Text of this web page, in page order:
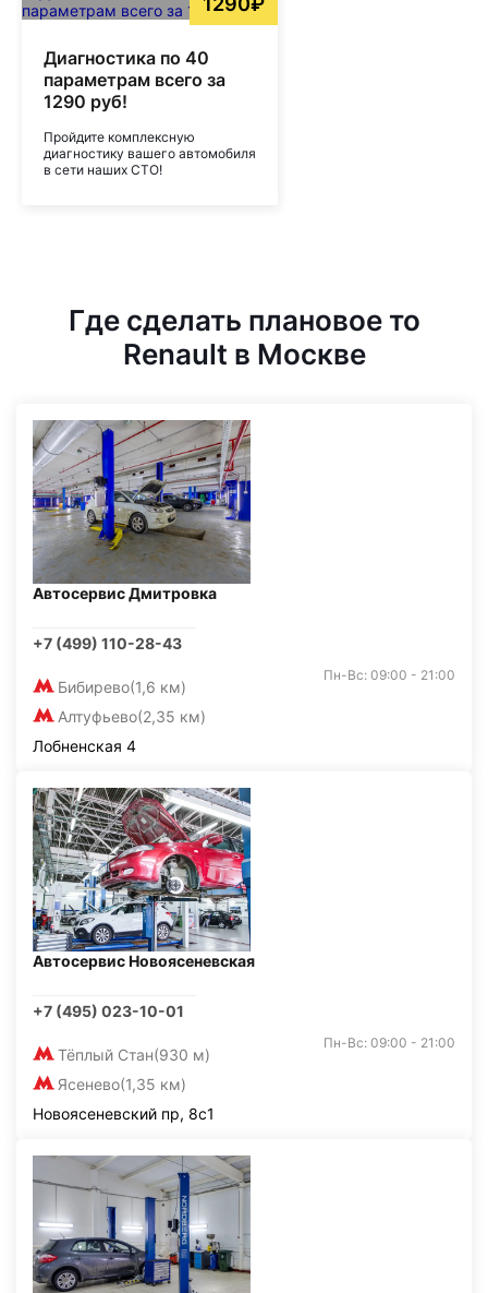
Диагностика по 40
параметрам всего за
1290 руб!
Пройдите комплексную
диагностику вашего автомобиля
в сети наших СТО!
Где сделать плановое то
Renault в Москве
Автосервис Дмитровка
+7 (499) 110-28-43
Бибирево(1,6 км)
Алтуфьево(2,35 км)
Пн-Вс: 09:00 - 21:00
Лобненская 4
Автосервис Новоясеневская
+7 (495) 023-10-01
Тёплый Стан(930 м)
Ясенево(1,35 км)
Пн-Вс: 09:00 - 21:00
Новоясеневский пр, 8с1